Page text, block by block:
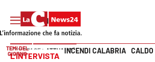
Vai
TEMI DEL
GIORNO
INCENDI CALABRIA
HOME PAGE ATTUALITÀ
L’INTERVISTA